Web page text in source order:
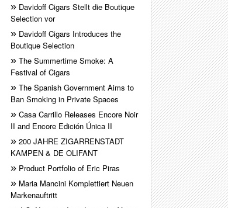
Davidoff Cigars Stellt die Boutique
Selection vor
Davidoff Cigars Introduces the
Boutique Selection
The Summertime Smoke: A
Festival of Cigars
The Spanish Government Aims to
Ban Smoking in Private Spaces
Casa Carrillo Releases Encore Noir
II and Encore Edición Única II
200 JAHRE ZIGARRENSTADT
KAMPEN & DE OLIFANT
Product Portfolio of Eric Piras
Maria Mancini Komplettiert Neuen
Markenauftritt